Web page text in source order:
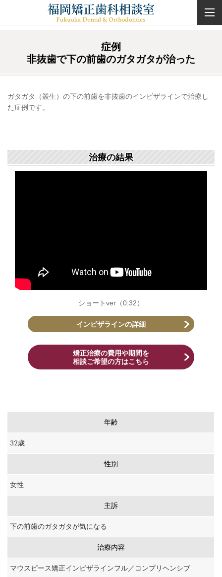
症例
非抜歯で下の前歯のガタガタが治った
ガタガタ（叢生）の下の前歯を非抜歯のインビザラインで治療し
た症例です。
治療の結果
ショートver（0:32）
インビザラインの詳細
矯正治療の費用や期間を
相談ご希望の方はこちら
年齢
32歳
性別
女性
主訴
下の前歯のガタガタが気になる
治療内容
マウスピース矯正インビザラインフル／コンプリヘンシブ